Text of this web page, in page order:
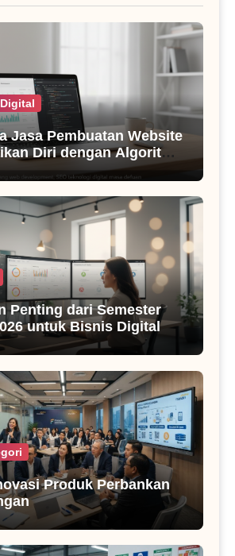
Jasa Pembuatan Website
Diri dengan Algoritma
Kini
Penting dari Semester
untuk Bisnis Digital
Produk Perbankan